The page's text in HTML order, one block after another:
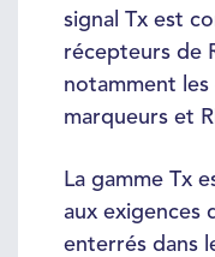
signal Tx est
récepteurs de
notamment
marqueurs et
La gamme Tx
aux exigences
enterrés dans